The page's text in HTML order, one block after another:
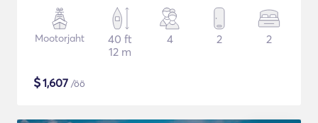
Mootorjaht
40 ft
12 m
4 2 2
$1,607 /öö